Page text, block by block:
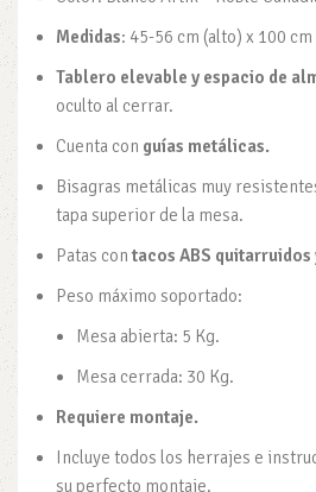
Medidas: 45-56 cm (alto) x 100
Tablero elevable y espacio de
oculto al cerrar.
Cuenta con guías metálicas.
Bisagras metálicas muy
tapa superior de la mesa.
Patas contacos ABS
Peso máximo soportado:
Mesa abierta: 5 Kg.
Mesa cerrada: 30 Kg.
Requiere montaje.
Incluye todos los herrajes e
su perfecto montaje.